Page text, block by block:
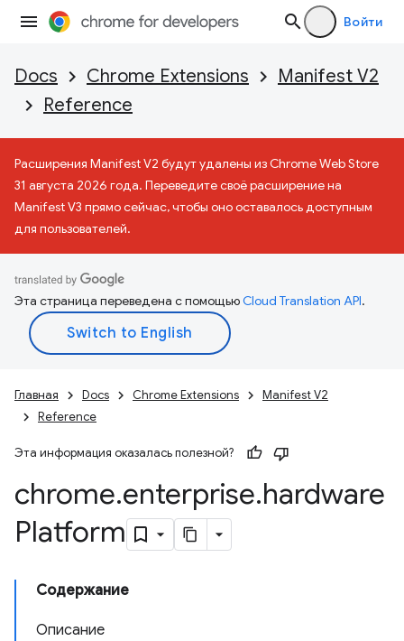
Войти
Docs Chrome Extensions
Manifest V2
Reference
Расширения Manifest V2 будут удалены из Chrome Web Store
31 августа 2026 года. Переведите своё расширение на
Manifest V3 прямо сейчас, чтобы оно оставалось доступным
для пользователей.
Эта страница переведена с помощьюCloud Translation API.
Главная Docs Chrome Extensions
Manifest V2
Reference
Эта информация оказалась полезной?
chrome.enterprise.hardware
Platform
Содержание
Описание